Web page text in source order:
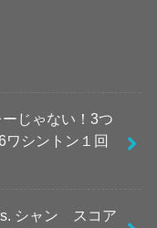
じゃない！3つ
シントン１回
シャン スコア